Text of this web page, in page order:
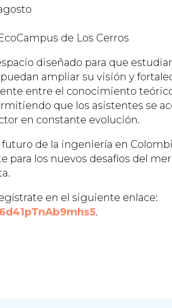
de Los Cerros
diseñado para que
ampliar su visión y
entre el conocimiento
que los asistentes se
en constante evolución.
de la ingeniería en
para los nuevos desafíos del
en el siguiente enlace:
.